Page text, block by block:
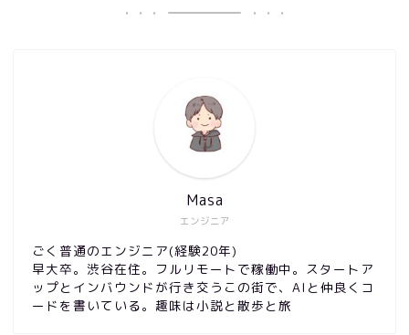
エンジニア
Masa
ごく普通のエンジニア(経験20年)
早大卒。渋谷在住。フルリモートで稼働中。スタートア
ップとインバウンドが行き交うこの街で、AIと仲良くコ
ードを書いている。趣味は小説と散歩と旅